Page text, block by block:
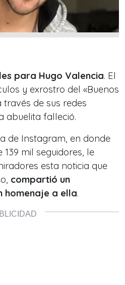
para Hugo Valencia. El
y exrostro del «Buenos
través de sus redes
abuelita falleció.
de Instagram, en donde
mil seguidores, le
esta noticia que
compartió un
homenaje a ella.